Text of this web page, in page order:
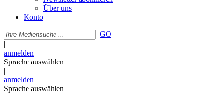
Über uns
Konto
GO
|
anmelden
Sprache auswählen
|
anmelden
Sprache auswählen